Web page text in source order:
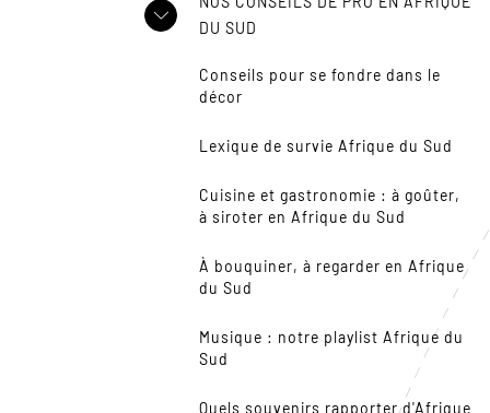
DU SUD
Conseils pour se fondre dans le
décor
Lexique de survie Afrique du Sud
Cuisine et gastronomie : à goûter,
à siroter en Afrique du Sud
À bouquiner, à regarder en Afrique
du Sud
Musique : notre playlist Afrique du
Sud
Quels souvenirs rapporter d'Afrique